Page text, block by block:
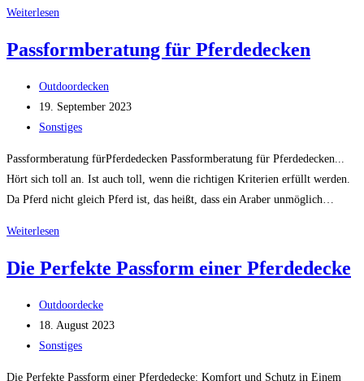
Weiterlesen
Wetterschutz
Tinker-
Shire-
Mix
Passformberatung für Pferdedecken
Beitrags-
Autor:
Outdoordecken
Beitrag
veröffentlicht:
19. September 2023
Beitrags-
Sonstiges
Passformberatung fürPferdedecken Passformberatung für Pferdedecken...
Hört sich toll an. Ist auch toll, wenn die richtigen Kriterien erfüllt werden.
Da Pferd nicht gleich Pferd ist, das heißt, dass ein Araber unmöglich…
Weiterlesen
Pferdedecken
Die Perfekte Passform einer Pferdedecke
Beitrags-
Autor:
Outdoordecke
Beitrag
veröffentlicht:
18. August 2023
Beitrags-
Sonstiges
Die Perfekte Passform einer Pferdedecke: Komfort und Schutz in Einem